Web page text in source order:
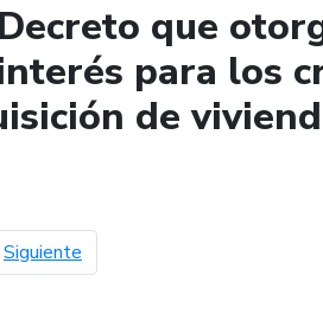
que
para los
de
Siguiente